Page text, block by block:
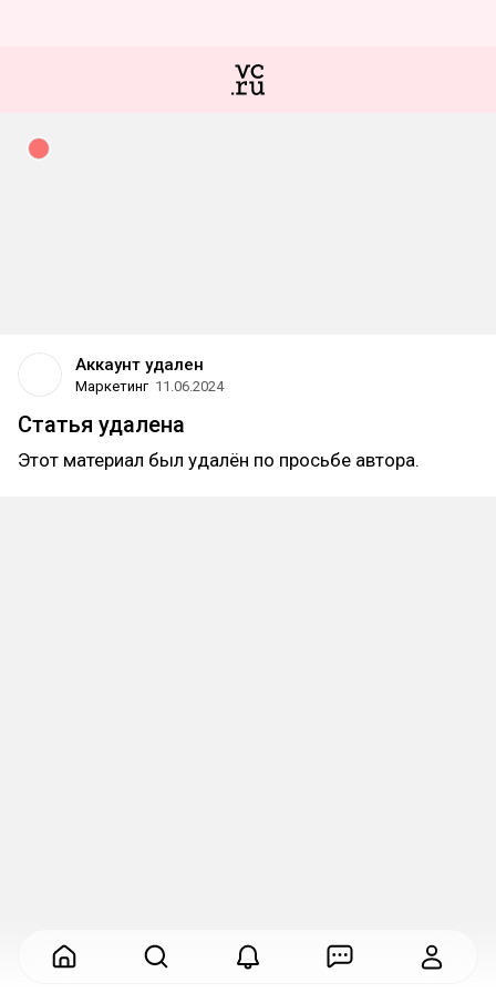
Аккаунт удален
Маркетинг 11.06.2024
Статья удалена
Этот материал был удалён по просьбе автора.